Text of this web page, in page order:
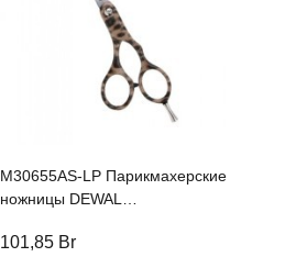
M30655AS-LP Парикмахерские
ножницы DEWAL
узор "леопард"
101,85 Br